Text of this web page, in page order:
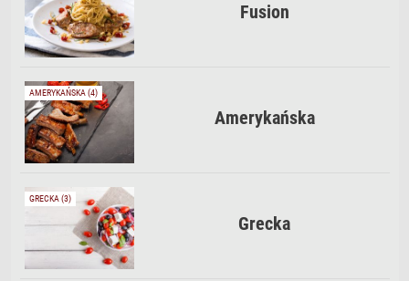
Fusion
AMERYKAŃSKA (4)
Amerykańska
GRECKA (3)
Grecka